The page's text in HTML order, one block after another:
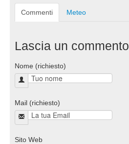
Commenti Meteo
Lascia un commento
Nome (richiesto)
Mail (richiesto)
Sito Web